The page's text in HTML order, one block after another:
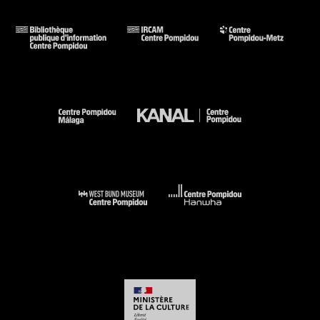
Voir la notice sur le portail de la Bibliothèque Kandinsky